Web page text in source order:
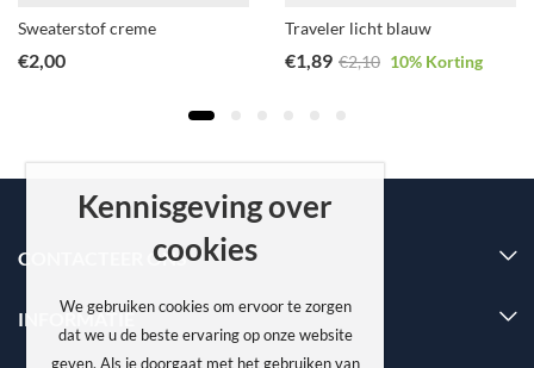
Sweaterstof creme
€2,00
Traveler licht blauw
€1,89 €2,10 10% Korting
CONTACTEER ONS
INFORMATIE
Kennisgeving over
cookies
We gebruiken cookies om ervoor te zorgen
dat we u de beste ervaring op onze website
geven. Als je doorgaat met het gebruiken van